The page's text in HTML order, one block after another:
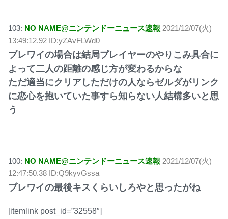
103: NO NAME@ニンテンドーニュース速報 2021/12/07(火)
13:49:12.92 ID:yZAvFLWd0
ブレワイの場合は結局プレイヤーのやりこみ具合に
よって二人の距離の感じ方が変わるからな
ただ適当にクリアしただけの人ならゼルダがリンク
に恋心を抱いていた事すら知らない人結構多いと思
う
100: NO NAME@ニンテンドーニュース速報 2021/12/07(火)
12:47:50.38 ID:Q9kyvGssa
ブレワイの最後キスくらいしろやと思ったがね
[itemlink post_id=”32558″]